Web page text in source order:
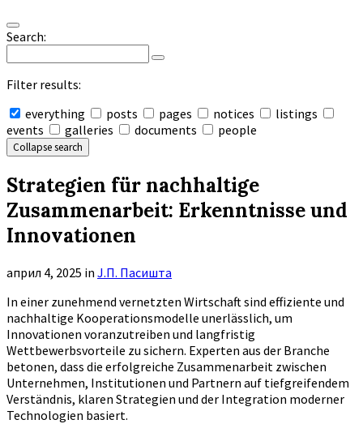
Search:
Filter results:
everything
posts pages notices
listings
events
galleries documents people
Collapse search
Strategien für nachhaltige
Zusammenarbeit: Erkenntnisse und
Innovationen
април 4, 2025 in Ј.П. Пасишта
In einer zunehmend vernetzten Wirtschaft sind effiziente und
nachhaltige Kooperationsmodelle unerlässlich, um
Innovationen voranzutreiben und langfristig
Wettbewerbsvorteile zu sichern. Experten aus der Branche
betonen, dass die erfolgreiche Zusammenarbeit zwischen
Unternehmen, Institutionen und Partnern auf tiefgreifendem
Verständnis, klaren Strategien und der Integration moderner
Technologien basiert.